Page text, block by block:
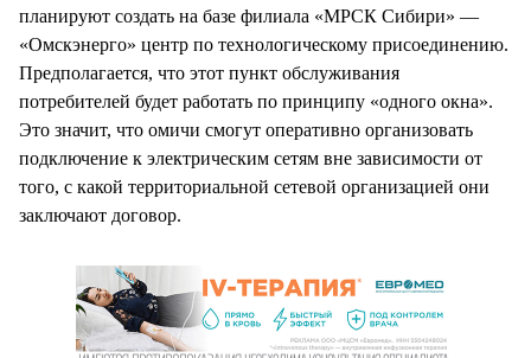
планируют создать на базе филиала «МРСК Сибири» —
«Омскэнерго» центр по технологическому присоединению.
Предполагается, что этот пункт обслуживания
потребителей будет работать по принципу «одного окна».
Это значит, что омичи смогут оперативно организовать
подключение к электрическим сетям вне зависимости от
того, с какой территориальной сетевой организацией они
заключают договор.